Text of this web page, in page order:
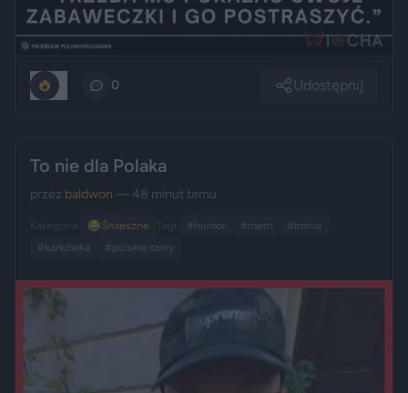
0 Udostępnij
To nie dla Polaka
przez baldwon — 48 minut temu
Kategoria: 😂Śmieszne Tagi: #humor #mem
#ironia
#karkówka
#polskie ceny